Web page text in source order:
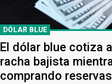
DÓLAR BLUE
El dólar blue cotiza
racha bajista
comprando reservas